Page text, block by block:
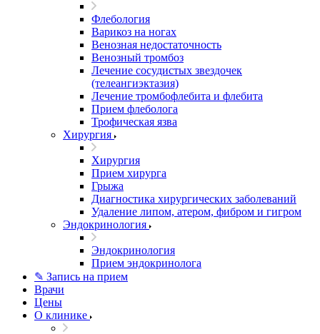
Флебология
Варикоз на ногах
Венозная недостаточность
Венозный тромбоз
Лечение сосудистых звездочек
(телеангиэктазия)
Лечение тромбофлебита и флебита
Прием флеболога
Трофическая язва
Хирургия
Хирургия
Прием хирурга
Грыжа
Диагностика хирургических заболеваний
Удаление липом, атером, фибром и гигром
Эндокринология
Эндокринология
Прием эндокринолога
✎ Запись на прием
Врачи
Цены
О клинике